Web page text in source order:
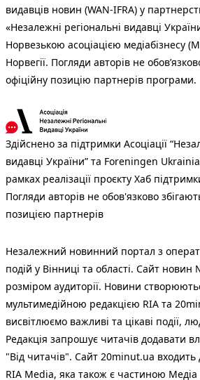
видавців новин (WAN-IFRA) у
«Незалежні регіональні видавці
Норвезькою асоціацією медіабізнесу
Норвегії. Погляди авторів не
офіційну позицію партнерів програми.
Здійснено за підтримки Асоціації
видавці України” та Foreningen
рамках реалізації проєкту Хаб
Погляди авторів не обов'язково
позицією партнерів
Незалежний новинний портал з
подій у Вінниці та області. Сайт новин
розміром аудиторії. Новини
мультимедійною редакцією RIA та
висвітлюємо важливі та цікаві події,
Редакція запрошує читачів додавати
"Від читачів". Сайт 20minut.ua входить
RIA Media, яка також є частиною Медіа